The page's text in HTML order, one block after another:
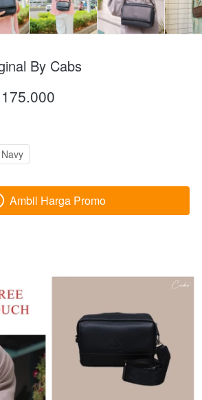
By Cabs
Navy
Ambil Harga Promo